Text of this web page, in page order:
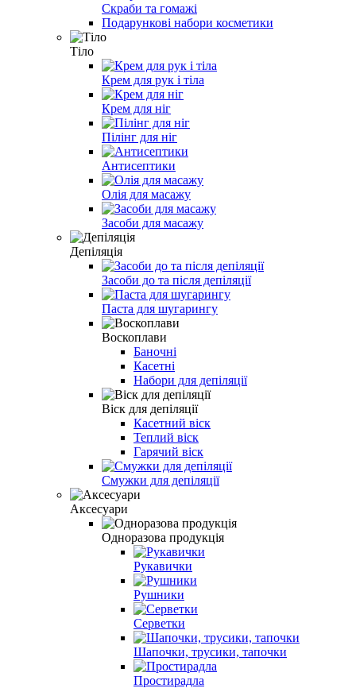
Скраби та гомажі
Подарункові набори косметики
Тіло
Крем для рук і тіла
Крем для ніг
Пілінг для ніг
Антисептики
Олія для масажу
Засоби для масажу
Депіляція
Засоби до та після депіляції
Паста для шугарингу
Воскоплави
Баночні
Касетні
Набори для депіляції
Віск для депіляції
Касетний віск
Теплий віск
Гарячий віск
Смужки для депіляції
Аксесуари
Одноразова продукція
Рукавички
Рушники
Серветки
Шапочки, трусики, тапочки
Простирадла